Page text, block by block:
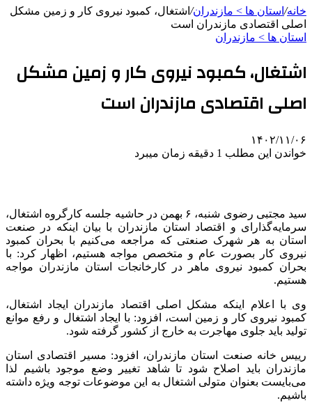
خانه/ استان ها > مازندران/ اشتغال، کمبود نیروی کار و زمین مشکل
اصلی اقتصادی مازندران است
استان ها > مازندران
اشتغال، کمبود نیروی کار و زمین مشکل
اصلی اقتصادی مازندران است
۱۴۰۲/۱۱/۰۶
خواندن این مطلب 1 دقیقه زمان میبرد
سید مجتبی رضوی شنبه، ۶ بهمن در حاشیه جلسه کارگروه اشتغال،
سرمایه‌گذارای و اقتصاد استان مازندران با بیان اینکه در صنعت
استان به هر شهرک صنعتی که مراجعه می‌کنیم با بحران کمبود
نیروی کار بصورت عام و متخصص مواجه هستیم، اظهار کرد: با
بحران کمبود نیروی ماهر در کارخانجات استان مازندران مواجه
هستیم.
وی با اعلام اینکه مشکل اصلی اقتصاد مازندران ایجاد اشتغال،
کمبود نیروی کار و زمین است، افزود: با ایجاد اشتغال و رفع موانع
تولید باید جلوی مهاجرت‌ به خارج از کشور گرفته شود.
رییس خانه صنعت استان مازندران، افزود: مسیر اقتصادی استان
مازندران باید اصلاح شود تا شاهد تغییر وضع موجود باشیم لذا
می‌بایست بعنوان متولی اشتغال به این موضوعات توجه ویژه داشته
باشیم.